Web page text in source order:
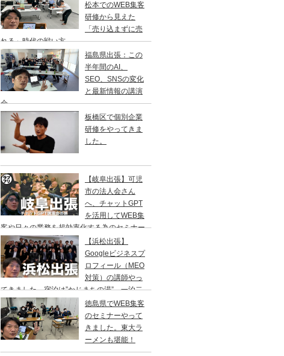
松本でのWEB集客
研修から見えた
「売り込まずに売
れる」時代の戦い方
福島県出張：この
半年間のAI、
SEO、SNSの変化
と最新情報の講演
会
板橋区で個別企業
研修をやってきま
した。
【岐阜出張】可児
市の法人会さん
へ、チャットGPT
を活用してWEB集
客や日々の業務を超効率化する為のセミナー
をやってきました。2年ぶりの登壇です。一
泊二日の旅。
【浜松出張】
Googleビジネスプ
ロフィール（MEO
対策）の講師やっ
てきました。宿泊は”かじまちの湯”。一泊二
日の旅
徳島県でWEB集客
のセミナーやって
きました。東大ラ
ーメンも堪能！